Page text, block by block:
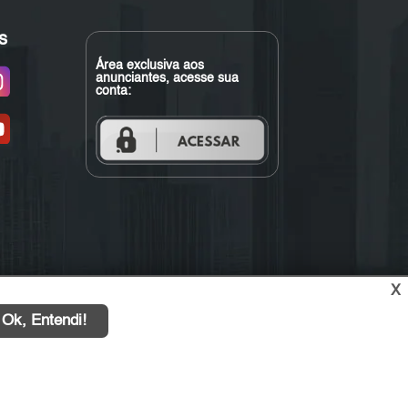
Área exclusiva aos
anunciantes, acesse sua
conta:
X
Ok, Entendi!